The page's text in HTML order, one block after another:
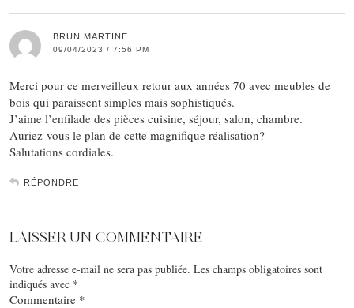
BRUN MARTINE
09/04/2023 / 7:56 PM
Merci pour ce merveilleux retour aux années 70 avec meubles de
bois qui paraissent simples mais sophistiqués.
J’aime l’enfilade des pièces cuisine, séjour, salon, chambre.
Auriez-vous le plan de cette magnifique réalisation?
Salutations cordiales.
RÉPONDRE
LAISSER UN COMMENTAIRE
Votre adresse e-mail ne sera pas publiée. Les champs obligatoires sont
indiqués avec *
Commentaire *